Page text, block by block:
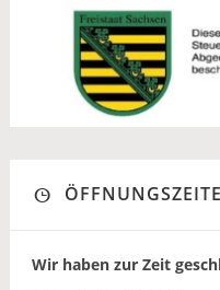
Wir haben zur Zeit